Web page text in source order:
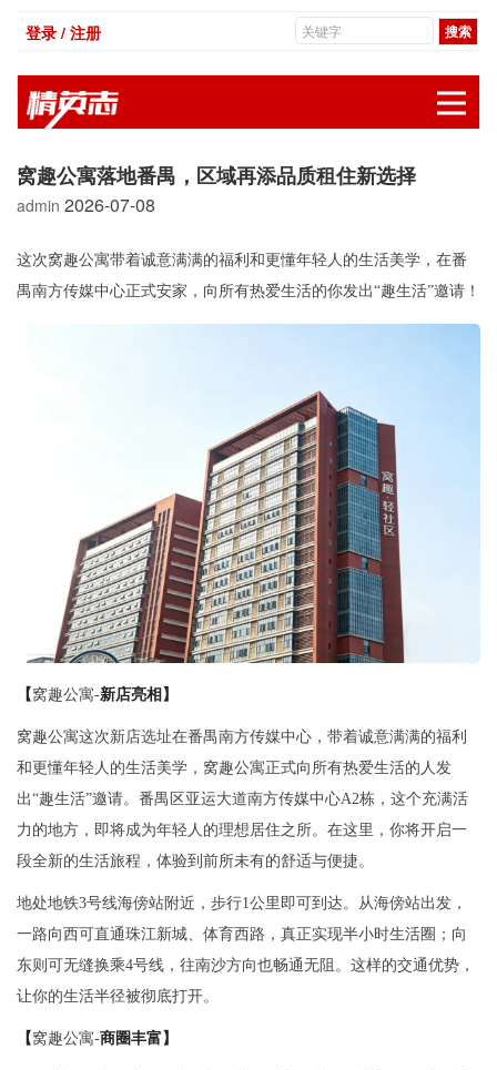
登录 / 注册
窝趣公寓落地番禺，区域再添品质租住新选择
admin 2026-07-08
这次窝趣公寓带着诚意满满的福利和更懂年轻人的生活美学，在番
禺南方传媒中心正式安家，向所有热爱生活的你发出“趣生活”邀请！
【 窝趣公寓-新店亮相】
窝趣公寓这次新店选址在番禺南方传媒中心，带着诚意满满的福利
和更懂年轻人的生活美学，窝趣公寓正式向所有热爱生活的人发
出“趣生活”邀请。番禺区亚运大道南方传媒中心A2栋，这个充满活
力的地方，即将成为年轻人的理想居住之所。在这里，你将开启一
段全新的生活旅程，体验到前所未有的舒适与便捷。
地处地铁3号线海傍站附近，步行1公里即可到达。从海傍站出发，
一路向西可直通珠江新城、体育西路，真正实现半小时生活圈；向
东则可无缝换乘4号线，往南沙方向也畅通无阻。这样的交通优势，
让你的生活半径被彻底打开。
【 窝趣公寓-商圈丰富】